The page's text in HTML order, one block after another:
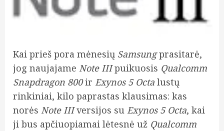
Kai prieš pora mėnesių Samsungprasitarė,
jog naujajame Note IIIpuikuosis Qualcomm
Snapdragon 800ir Exynos 5 Octa lustų
rinkiniai, kilo paprastas klausimas: kas
norės Note IIIversijos su Exynos 5 Octa, kai
ji bus apčiuopiamai lėtesnė už Qualcomm